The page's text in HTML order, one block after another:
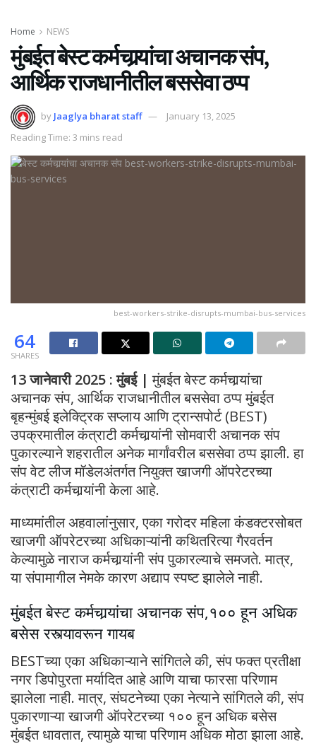
Home NEWS
मुंबईत बेस्ट कर्मचार्‍यांचा अचानक संप,
आर्थिक राजधानीतील बससेवा ठप्प
by Jaaglya bharat staff
January 13, 2025
Reading Time: 3 mins read
best-workers-strike-disrupts-mumbai-bus-services
64
SHARES
13 जानेवारी 2025 : मुंबई | मुंबईत बेस्ट कर्मचार्‍यांचा
अचानक संप, आर्थिक राजधानीतील बससेवा ठप्प मुंबईत
बृहन्मुंबई इलेक्ट्रिक सप्लाय आणि ट्रान्सपोर्ट (BEST)
उपक्रमातील कंत्राटी कर्मचार्‍यांनी सोमवारी अचानक संप
पुकारल्याने शहरातील अनेक मार्गांवरील बससेवा ठप्प झाली. हा
संप वेट लीज मॉडेलअंतर्गत नियुक्त खाजगी ऑपरेटरच्या
कंत्राटी कर्मचार्‍यांनी केला आहे.
माध्यमांतील अहवालांनुसार, एका गरोदर महिला कंडक्टरसोबत
खाजगी ऑपरेटरच्या अधिकाऱ्यांनी कथितरित्या गैरवर्तन
केल्यामुळे नाराज कर्मचार्‍यांनी संप पुकारल्याचे समजते. मात्र,
या संपामागील नेमके कारण अद्याप स्पष्ट झालेले नाही.
मुंबईत बेस्ट कर्मचार्‍यांचा अचानक संप,१०० हून अधिक
बसेस रस्त्यावरून गायब
BESTच्या एका अधिकाऱ्याने सांगितले की, संप फक्त प्रतीक्षा
नगर डिपोपुरता मर्यादित आहे आणि याचा फारसा परिणाम
झालेला नाही. मात्र, संघटनेच्या एका नेत्याने सांगितले की, संप
पुकारणाऱ्या खाजगी ऑपरेटरच्या १०० हून अधिक बसेस
मुंबईत धावतात, त्यामुळे याचा परिणाम अधिक मोठा झाला आहे.